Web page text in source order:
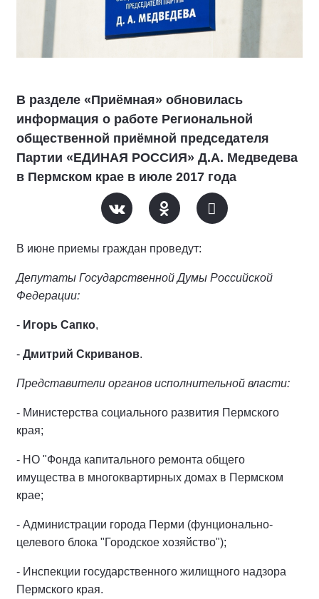
В разделе «Приёмная» обновилась
информация о работе Региональной
общественной приёмной председателя
Партии «ЕДИНАЯ РОССИЯ» Д.А. Медведева
в Пермском крае в июле 2017 года
В июне приемы граждан проведут:
Депутаты Государственной Думы Российской
Федерации:
- Игорь Сапко,
- Дмитрий Скриванов.
Представители органов исполнительной власти:
- Министерства социального развития Пермского
края;
- НО "Фонда капитального ремонта общего
имущества в многоквартирных домах в Пермском
крае;
- Администрации города Перми (фунционально-
целевого блока "Городское хозяйство");
- Инспекции государственного жилищного надзора
Пермского края.